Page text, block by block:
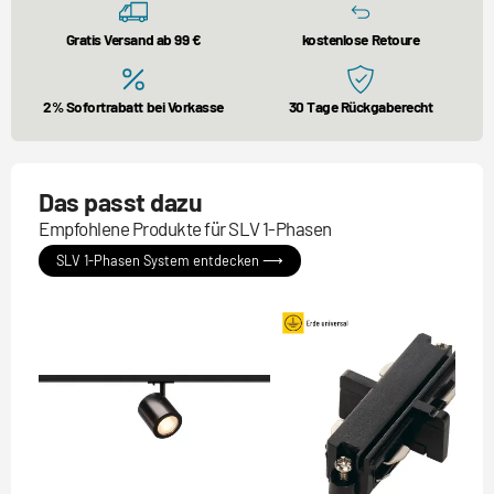
Gratis Versand ab 99 € kostenlose Retoure
2% Sofortrabatt bei Vorkasse 30 Tage Rückgaberecht
Das passt dazu
Empfohlene Produkte für SLV 1-Phasen
SLV 1-Phasen System entdecken ⟶